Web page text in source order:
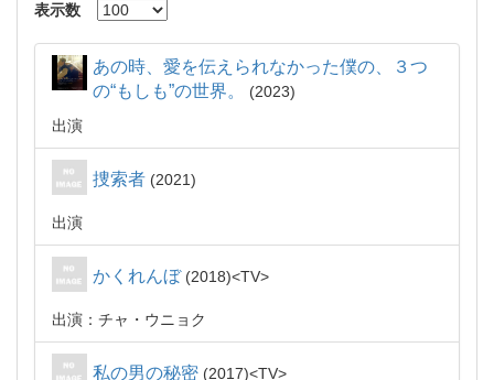
表示数
あの時、愛を伝えられなかった僕の、３つ
の“もしも”の世界。
2023
出演
捜索者 2021
出演
かくれんぼ 2018 TV
出演：チャ・ウニョク
私の男の秘密 2017 TV